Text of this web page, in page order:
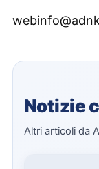
Notizie
Altri articoli da